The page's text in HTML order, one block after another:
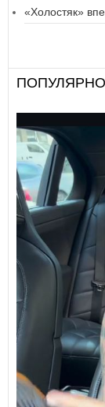
«Холостяк»